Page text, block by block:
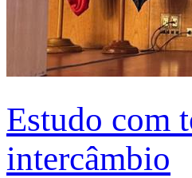
Estudo com
intercâmbio